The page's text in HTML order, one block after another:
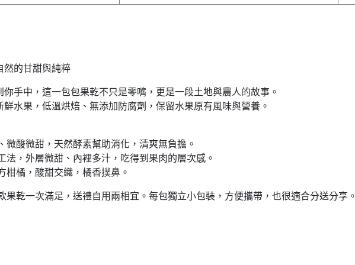
然的甘甜與純粹
手中，這一包包果乾不只是零嘴，更是一段土地與農人的故事。
水果，低溫烘焙、無添加防腐劑，保留水果原有風味與營養。
微酸微甜，天然酵素幫助消化，清爽無負擔。
法，外層微甜、內裡多汁，吃得到果肉的層次感。
柑橘，酸甜交織，橘香撲鼻。
果乾一次滿足，送禮自用兩相宜。每包獨立小包裝，方便攜帶，也很適合分送分享。